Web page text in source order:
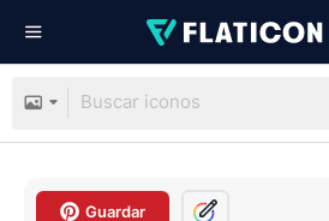
Guardar